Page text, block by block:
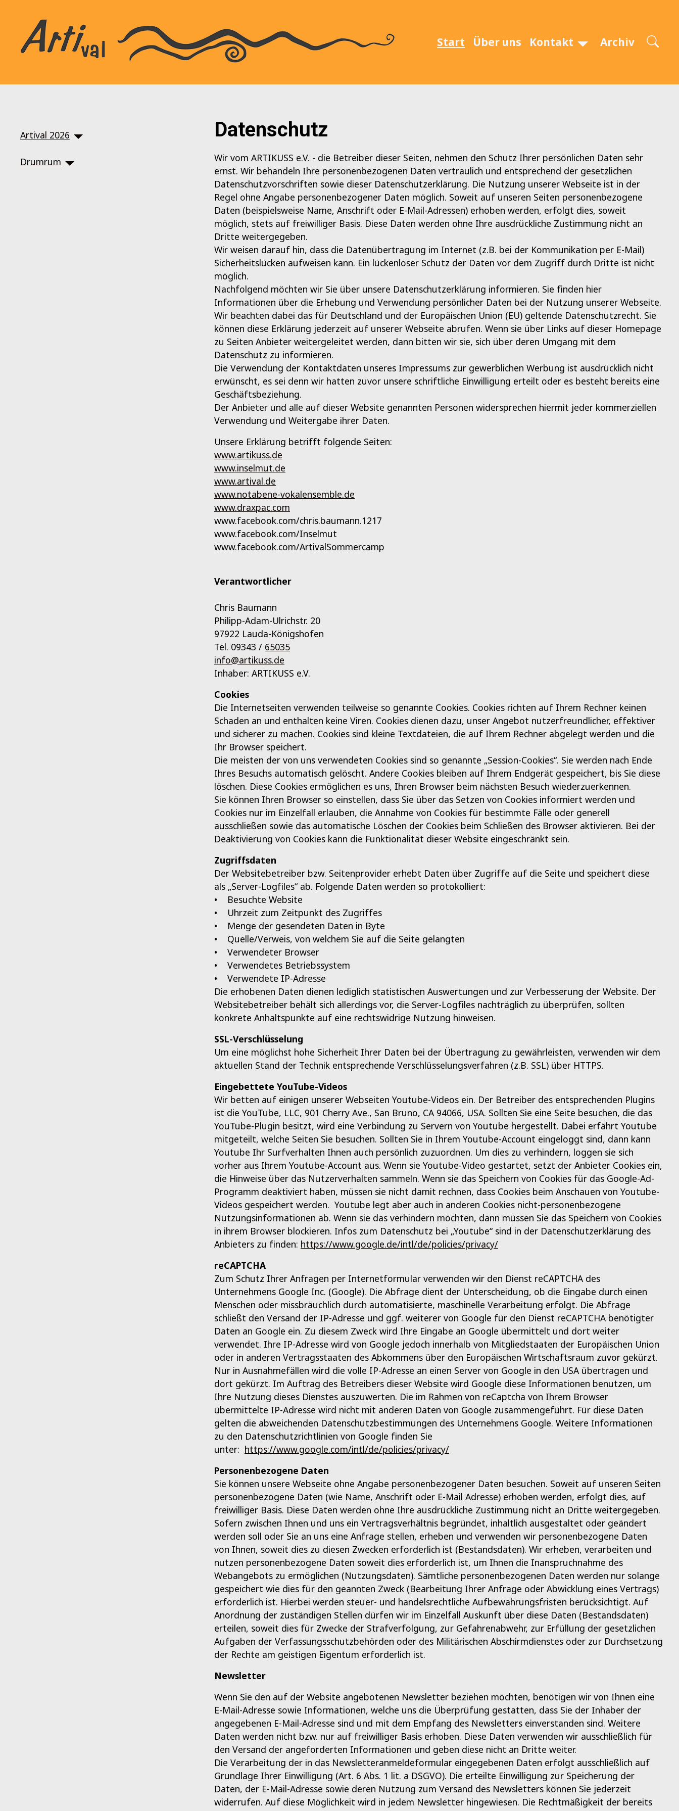
SKIP TO MAIN CONTENT
Start
Über uns Kontakt Archiv
Artival 2026
Drumrum
Datenschutz
Wir vom ARTIKUSS e.V. - die Betreiber dieser Seiten, nehmen den Schutz Ihrer persönlichen Daten sehr
ernst. Wir behandeln Ihre personenbezogenen Daten vertraulich und entsprechend der gesetzlichen
Datenschutzvorschriften sowie dieser Datenschutzerklärung. Die Nutzung unserer Webseite ist in der
Regel ohne Angabe personenbezogener Daten möglich. Soweit auf unseren Seiten personenbezogene
Daten (beispielsweise Name, Anschrift oder E-Mail-Adressen) erhoben werden, erfolgt dies, soweit
möglich, stets auf freiwilliger Basis. Diese Daten werden ohne Ihre ausdrückliche Zustimmung nicht an
Dritte weitergegeben.
Wir weisen darauf hin, dass die Datenübertragung im Internet (z.B. bei der Kommunikation per E-Mail)
Sicherheitslücken aufweisen kann. Ein lückenloser Schutz der Daten vor dem Zugriff durch Dritte ist nicht
möglich.
Nachfolgend möchten wir Sie über unsere Datenschutzerklärung informieren. Sie finden hier
Informationen über die Erhebung und Verwendung persönlicher Daten bei der Nutzung unserer Webseite.
Wir beachten dabei das für Deutschland und der Europäischen Union (EU) geltende Datenschutzrecht. Sie
können diese Erklärung jederzeit auf unserer Webseite abrufen. Wenn sie über Links auf dieser Homepage
zu Seiten Anbieter weitergeleitet werden, dann bitten wir sie, sich über deren Umgang mit dem
Datenschutz zu informieren.
Die Verwendung der Kontaktdaten unseres Impressums zur gewerblichen Werbung ist ausdrücklich nicht
erwünscht, es sei denn wir hatten zuvor unsere schriftliche Einwilligung erteilt oder es besteht bereits eine
Geschäftsbeziehung.
Der Anbieter und alle auf dieser Website genannten Personen widersprechen hiermit jeder kommerziellen
Verwendung und Weitergabe ihrer Daten.
Unsere Erklärung betrifft folgende Seiten:
www.artikuss.de
www.inselmut.de
www.artival.de
www.notabene-vokalensemble.de
www.draxpac.com
www.facebook.com/chris.baumann.1217
www.facebook.com/Inselmut
www.facebook.com/ArtivalSommercamp
Verantwortlicher
Chris Baumann
Philipp-Adam-Ulrichstr. 20
97922 Lauda-Königshofen
Tel. 09343 / 65035
info@artikuss.de
Inhaber: ARTIKUSS e.V.
Cookies
Die Internetseiten verwenden teilweise so genannte Cookies. Cookies richten auf Ihrem Rechner keinen
Schaden an und enthalten keine Viren. Cookies dienen dazu, unser Angebot nutzerfreundlicher, effektiver
und sicherer zu machen. Cookies sind kleine Textdateien, die auf Ihrem Rechner abgelegt werden und die
Ihr Browser speichert.
Die meisten der von uns verwendeten Cookies sind so genannte „Session-Cookies“. Sie werden nach Ende
Ihres Besuchs automatisch gelöscht. Andere Cookies bleiben auf Ihrem Endgerät gespeichert, bis Sie diese
löschen. Diese Cookies ermöglichen es uns, Ihren Browser beim nächsten Besuch wiederzuerkennen.
Sie können Ihren Browser so einstellen, dass Sie über das Setzen von Cookies informiert werden und
Cookies nur im Einzelfall erlauben, die Annahme von Cookies für bestimmte Fälle oder generell
ausschließen sowie das automatische Löschen der Cookies beim Schließen des Browser aktivieren. Bei der
Deaktivierung von Cookies kann die Funktionalität dieser Website eingeschränkt sein.
Zugriffsdaten
Der Websitebetreiber bzw. Seitenprovider erhebt Daten über Zugriffe auf die Seite und speichert diese
als „Server-Logfiles“ ab. Folgende Daten werden so protokolliert:
• Besuchte Website
• Uhrzeit zum Zeitpunkt des Zugriffes
• Menge der gesendeten Daten in Byte
• Quelle/Verweis, von welchem Sie auf die Seite gelangten
• Verwendeter Browser
• Verwendetes Betriebssystem
• Verwendete IP-Adresse
Die erhobenen Daten dienen lediglich statistischen Auswertungen und zur Verbesserung der Website. Der
Websitebetreiber behält sich allerdings vor, die Server-Logfiles nachträglich zu überprüfen, sollten
konkrete Anhaltspunkte auf eine rechtswidrige Nutzung hinweisen.
SSL-Verschlüsselung
Um eine möglichst hohe Sicherheit Ihrer Daten bei der Übertragung zu gewährleisten, verwenden wir dem
aktuellen Stand der Technik entsprechende Verschlüsselungsverfahren (z.B. SSL) über HTTPS.
Eingebettete YouTube-Videos
Wir betten auf einigen unserer Webseiten Youtube-Videos ein. Der Betreiber des entsprechenden Plugins
ist die YouTube, LLC, 901 Cherry Ave., San Bruno, CA 94066, USA. Sollten Sie eine Seite besuchen, die das
YouTube-Plugin besitzt, wird eine Verbindung zu Servern von Youtube hergestellt. Dabei erfährt Youtube
mitgeteilt, welche Seiten Sie besuchen. Sollten Sie in Ihrem Youtube-Account eingeloggt sind, dann kann
Youtube Ihr Surfverhalten Ihnen auch persönlich zuzuordnen. Um dies zu verhindern, loggen sie sich
vorher aus Ihrem Youtube-Account aus. Wenn sie Youtube-Video gestartet, setzt der Anbieter Cookies ein,
die Hinweise über das Nutzerverhalten sammeln. Wenn sie das Speichern von Cookies für das Google-Ad-
Programm deaktiviert haben, müssen sie nicht damit rechnen, dass Cookies beim Anschauen von Youtube-
Videos gespeichert werden. Youtube legt aber auch in anderen Cookies nicht-personenbezogene
Nutzungsinformationen ab. Wenn sie das verhindern möchten, dann müssen Sie das Speichern von Cookies
in ihrem Browser blockieren. Infos zum Datenschutz bei „Youtube“ sind in der Datenschutzerklärung des
Anbieters zu finden: https://www.google.de/intl/de/policies/privacy/
reCAPTCHA
Zum Schutz Ihrer Anfragen per Internetformular verwenden wir den Dienst reCAPTCHA des
Unternehmens Google Inc. (Google). Die Abfrage dient der Unterscheidung, ob die Eingabe durch einen
Menschen oder missbräuchlich durch automatisierte, maschinelle Verarbeitung erfolgt. Die Abfrage
schließt den Versand der IP-Adresse und ggf. weiterer von Google für den Dienst reCAPTCHA benötigter
Daten an Google ein. Zu diesem Zweck wird Ihre Eingabe an Google übermittelt und dort weiter
verwendet. Ihre IP-Adresse wird von Google jedoch innerhalb von Mitgliedstaaten der Europäischen Union
oder in anderen Vertragsstaaten des Abkommens über den Europäischen Wirtschaftsraum zuvor gekürzt.
Nur in Ausnahmefällen wird die volle IP-Adresse an einen Server von Google in den USA übertragen und
dort gekürzt. Im Auftrag des Betreibers dieser Website wird Google diese Informationen benutzen, um
Ihre Nutzung dieses Dienstes auszuwerten. Die im Rahmen von reCaptcha von Ihrem Browser
übermittelte IP-Adresse wird nicht mit anderen Daten von Google zusammengeführt. Für diese Daten
gelten die abweichenden Datenschutzbestimmungen des Unternehmens Google. Weitere Informationen
zu den Datenschutzrichtlinien von Google finden Sie
unter: https://www.google.com/intl/de/policies/privacy/
Personenbezogene Daten
Sie können unsere Webseite ohne Angabe personenbezogener Daten besuchen. Soweit auf unseren Seiten
personenbezogene Daten (wie Name, Anschrift oder E-Mail Adresse) erhoben werden, erfolgt dies, auf
freiwilliger Basis. Diese Daten werden ohne Ihre ausdrückliche Zustimmung nicht an Dritte weitergegeben.
Sofern zwischen Ihnen und uns ein Vertragsverhältnis begründet, inhaltlich ausgestaltet oder geändert
werden soll oder Sie an uns eine Anfrage stellen, erheben und verwenden wir personenbezogene Daten
von Ihnen, soweit dies zu diesen Zwecken erforderlich ist (Bestandsdaten). Wir erheben, verarbeiten und
nutzen personenbezogene Daten soweit dies erforderlich ist, um Ihnen die Inanspruchnahme des
Webangebots zu ermöglichen (Nutzungsdaten). Sämtliche personenbezogenen Daten werden nur solange
gespeichert wie dies für den geannten Zweck (Bearbeitung Ihrer Anfrage oder Abwicklung eines Vertrags)
erforderlich ist. Hierbei werden steuer- und handelsrechtliche Aufbewahrungsfristen berücksichtigt. Auf
Anordnung der zuständigen Stellen dürfen wir im Einzelfall Auskunft über diese Daten (Bestandsdaten)
erteilen, soweit dies für Zwecke der Strafverfolgung, zur Gefahrenabwehr, zur Erfüllung der gesetzlichen
Aufgaben der Verfassungsschutzbehörden oder des Militärischen Abschirmdienstes oder zur Durchsetzung
der Rechte am geistigen Eigentum erforderlich ist.
Newsletter
Wenn Sie den auf der Website angebotenen Newsletter beziehen möchten, benötigen wir von Ihnen eine
E-Mail-Adresse sowie Informationen, welche uns die Überprüfung gestatten, dass Sie der Inhaber der
angegebenen E-Mail-Adresse sind und mit dem Empfang des Newsletters einverstanden sind. Weitere
Daten werden nicht bzw. nur auf freiwilliger Basis erhoben. Diese Daten verwenden wir ausschließlich für
den Versand der angeforderten Informationen und geben diese nicht an Dritte weiter.
Die Verarbeitung der in das Newsletteranmeldeformular eingegebenen Daten erfolgt ausschließlich auf
Grundlage Ihrer Einwilligung (Art. 6 Abs. 1 lit. a DSGVO). Die erteilte Einwilligung zur Speicherung der
Daten, der E-Mail-Adresse sowie deren Nutzung zum Versand des Newsletters können Sie jederzeit
widerrufen. Auf diese Möglichkeit wird in jedem Newsletter hingewiesen. Die Rechtmäßigkeit der bereits